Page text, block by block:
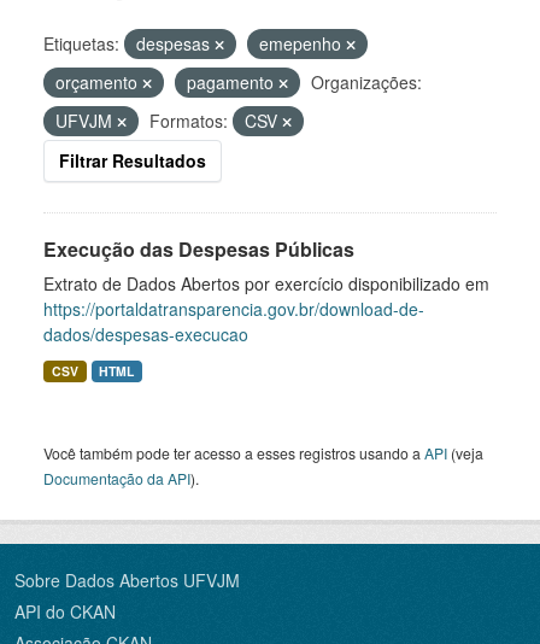
Etiquetas: despesas
emepenho
orçamento
pagamento
Organizações:
UFVJM
Formatos:
CSV
Filtrar Resultados
Execução das Despesas Públicas
Extrato de Dados Abertos por exercício disponibilizado em
https://portaldatransparencia.gov.br/download-de-
dados/despesas-execucao
CSV HTML
Você também pode ter acesso a esses registros usando a API (veja
Documentação da API).
Sobre Dados Abertos UFVJM
API do CKAN